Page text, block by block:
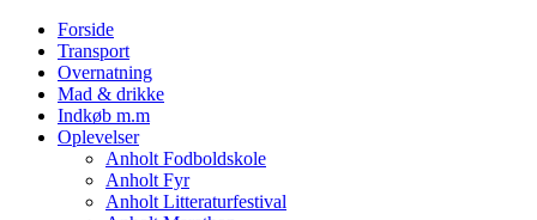
Forside
Transport
Overnatning
Mad & drikke
Indkøb m.m
Oplevelser
Anholt Fodboldskole
Anholt Fyr
Anholt Litteraturfestival